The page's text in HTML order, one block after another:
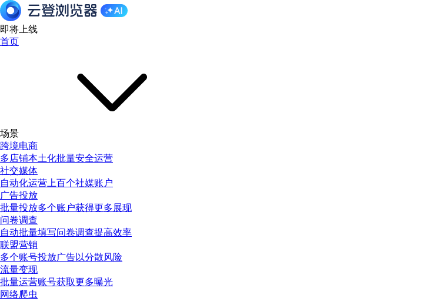
即将上线
首页
场景
跨境电商
多店铺本土化批量安全运营
社交媒体
自动化运营上百个社媒账户
广告投放
批量投放多个账户获得更多展现
问卷调查
自动批量填写问卷调查提高效率
联盟营销
多个账号投放广告以分散风险
流量变现
批量运营账号获取更多曝光
网络爬虫